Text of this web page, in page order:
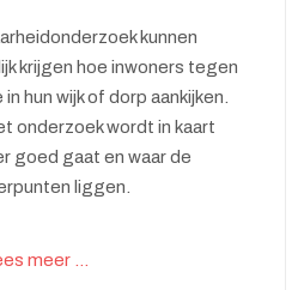
kunnen
krijgen hoe inwoners tegen
hun wijk of dorp aankijken.
onderzoek wordt in kaart
goed gaat en waar de
liggen.
meer …